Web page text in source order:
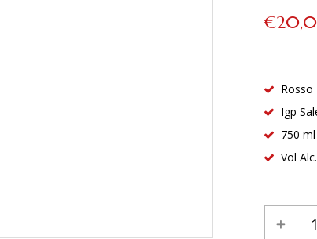
€
Rosso
Igp
750 ml
Vol